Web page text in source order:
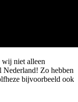
wij niet alleen
Nederland! Zo hebben
bijvoorbeeld ook